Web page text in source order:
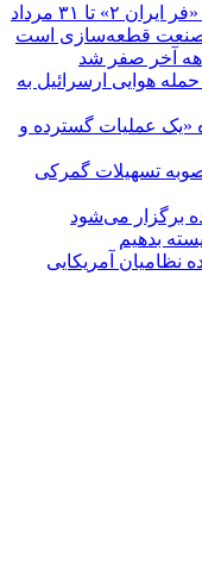
تا ۳۱ مرداد
صنعت قطعه‌سازی است
آخر صفر شد
هوایی ارسرائیل به
«یک عملیات گسترده و
تسهیلات گمرکی
برگزار می‌شود
بدهیم
نظامیان آمریکایی